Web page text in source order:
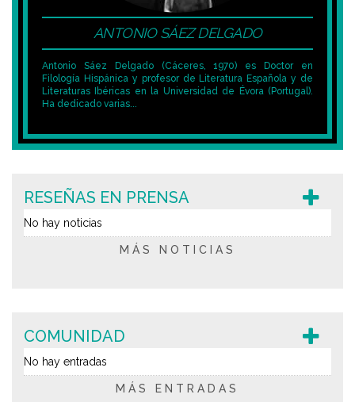
ANTONIO SÁEZ DELGADO
Antonio Sáez Delgado (Cáceres, 1970) es Doctor en
Filología Hispánica y profesor de Literatura Española y de
Literaturas Ibéricas en la Universidad de Évora (Portugal).
Ha dedicado varias...
RESEÑAS EN PRENSA
No hay noticias
MÁS NOTICIAS
COMUNIDAD
No hay entradas
MÁS ENTRADAS